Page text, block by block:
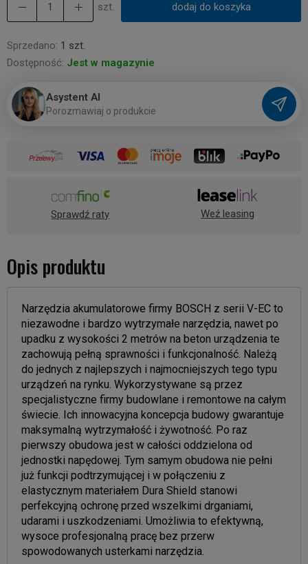
szt. dodaj do koszyka
Sprzedano: 1 szt.
Dostępność: Jest w magazynie
Asystent AI
Porozmawiaj o produkcie
Sprawdź raty Weź leasing
Opis produktu
Narzędzia akumulatorowe firmy BOSCH z serii V-EC to
niezawodne i bardzo wytrzymałe narzędzia, nawet po
upadku z wysokości 2 metrów na beton urządzenia te
zachowują pełną sprawności i funkcjonalność. Należą
do jednych z najlepszych i najmocniejszych tego typu
urządzeń na rynku. Wykorzystywane są przez
specjalistyczne firmy budowlane i remontowe na całym
świecie. Ich innowacyjna koncepcja budowy gwarantuje
maksymalną wytrzymałość i żywotność. Po raz
pierwszy obudowa jest w całości oddzielona od
jednostki napędowej. Tym samym obudowa nie pełni
już funkcji podtrzymującej i w połączeniu z
elastycznym materiałem Dura Shield stanowi
perfekcyjną ochronę przed wszelkimi drganiami,
udarami i uszkodzeniami. Umożliwia to efektywną,
wysoce profesjonalną pracę bez przerw
spowodowanych usterkami narzędzia.